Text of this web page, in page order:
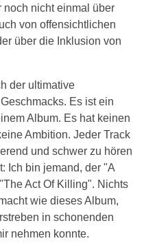
nicht einmal über
von offensichtlichen
über die Inklusion von
der ultimative
Es ist ein
Album. Es hat keinen
Ambition. Jeder Track
und schwer zu hören
Ich bin jemand, der "A
Act Of Killing". Nichts
wie dieses Album,
in schonenden
nehmen konnte.